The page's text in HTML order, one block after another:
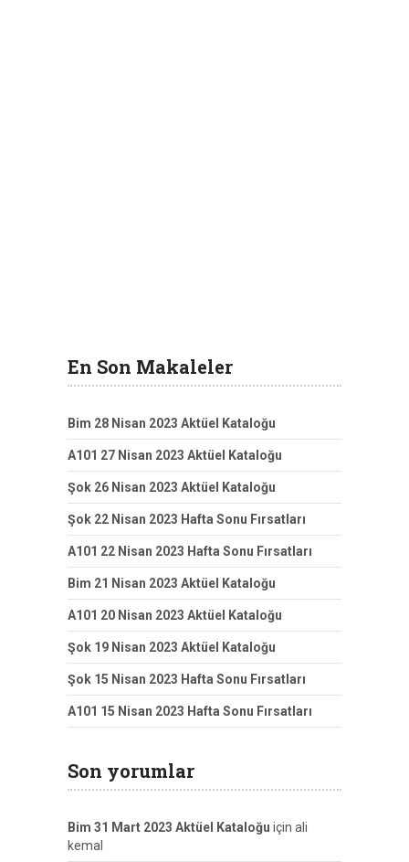
En Son Makaleler
Bim 28 Nisan 2023 Aktüel Kataloğu
A101 27 Nisan 2023 Aktüel Kataloğu
Şok 26 Nisan 2023 Aktüel Kataloğu
Şok 22 Nisan 2023 Hafta Sonu Fırsatları
A101 22 Nisan 2023 Hafta Sonu Fırsatları
Bim 21 Nisan 2023 Aktüel Kataloğu
A101 20 Nisan 2023 Aktüel Kataloğu
Şok 19 Nisan 2023 Aktüel Kataloğu
Şok 15 Nisan 2023 Hafta Sonu Fırsatları
A101 15 Nisan 2023 Hafta Sonu Fırsatları
Son yorumlar
Bim 31 Mart 2023 Aktüel Kataloğu için ali
kemal